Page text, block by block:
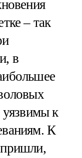
– так
в
уязвимы к
К